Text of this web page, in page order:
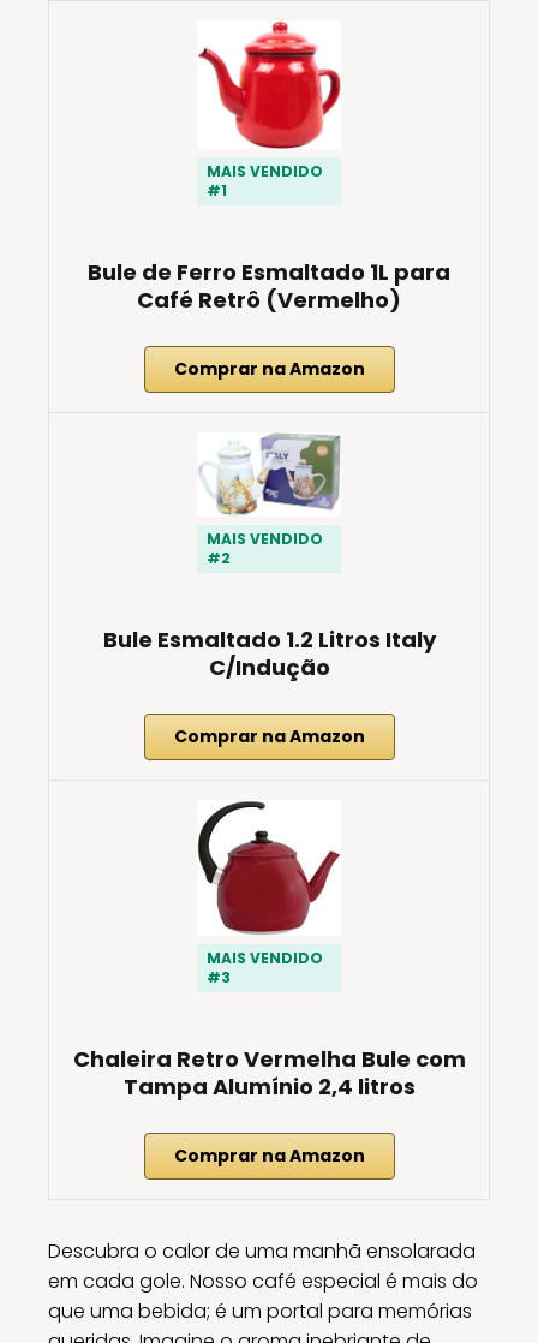
MAIS VENDIDO
#1
Bule de Ferro Esmaltado 1L para
Café Retrô (Vermelho)
Comprar na Amazon
MAIS VENDIDO
#2
Bule Esmaltado 1.2 Litros Italy
C/Indução
Comprar na Amazon
MAIS VENDIDO
#3
Chaleira Retro Vermelha Bule com
Tampa Alumínio 2,4 litros
Comprar na Amazon
Descubra o calor de uma manhã ensolarada
em cada gole. Nosso café especial é mais do
que uma bebida; é um portal para memórias